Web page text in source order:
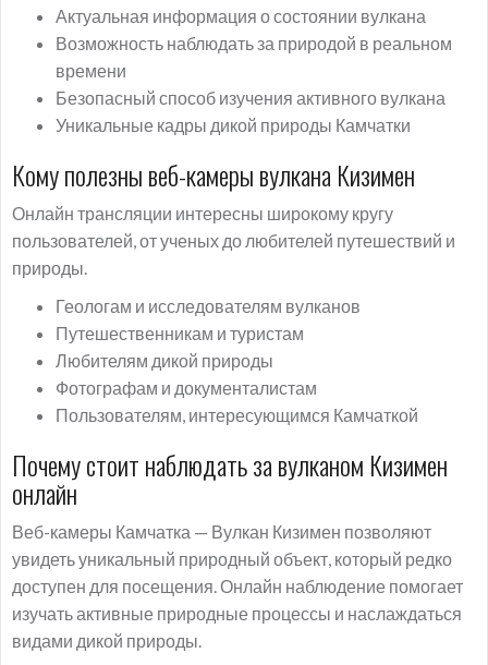
Актуальная информация о состоянии вулкана
Возможность наблюдать за природой в реальном
времени
Безопасный способ изучения активного вулкана
Уникальные кадры дикой природы Камчатки
Кому полезны веб-камеры вулкана Кизимен
Онлайн трансляции интересны широкому кругу
пользователей, от ученых до любителей путешествий и
природы.
Геологам и исследователям вулканов
Путешественникам и туристам
Любителям дикой природы
Фотографам и документалистам
Пользователям, интересующимся Камчаткой
Почему стоит наблюдать за вулканом Кизимен
онлайн
Веб-камеры Камчатка — Вулкан Кизимен позволяют
увидеть уникальный природный объект, который редко
доступен для посещения. Онлайн наблюдение помогает
изучать активные природные процессы и наслаждаться
видами дикой природы.